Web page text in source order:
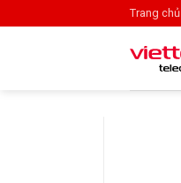
Trang chủ